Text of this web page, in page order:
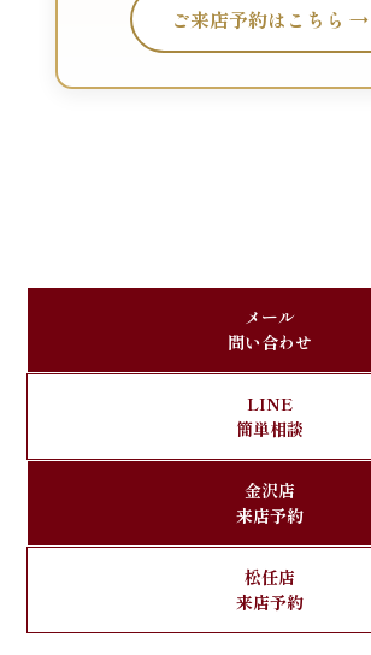
ご来店予約はこちら →
メール
問い合わせ
LINE
簡単相談
金沢店
来店予約
松任店
来店予約